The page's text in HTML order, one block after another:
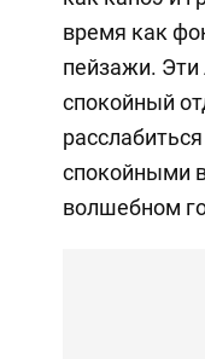
время как
пейзажи.
спокойный
спокойными
волшебном